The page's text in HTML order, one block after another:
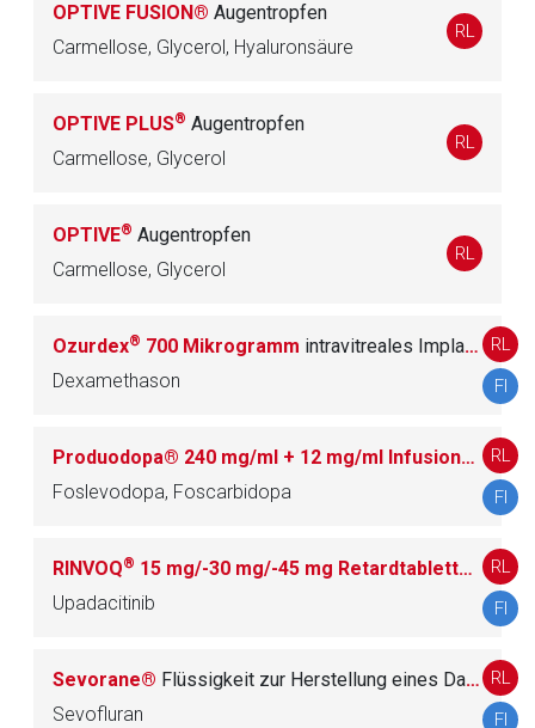
OPTIVE FUSION® Augentropfen
Carmellose, Glycerol, Hyaluronsäure
RL
OPTIVE PLUS® Augentropfen
Carmellose, Glycerol
RL
OPTIVE® Augentropfen
Carmellose, Glycerol
RL
Ozurdex® 700 Mikrogramm intravitreales Implantat im Applikator
Dexamethason
RL
FI
Produodopa® 240 mg/ml + 12 mg/ml Infusionslösung
Foslevodopa, Foscarbidopa
RL
FI
RINVOQ® 15 mg/-30 mg/-45 mg Retardtabletten
Upadacitinib
RL
FI
Sevorane® Flüssigkeit zur Herstellung eines Dampfes zur Inhalation
Sevofluran
RL
FI